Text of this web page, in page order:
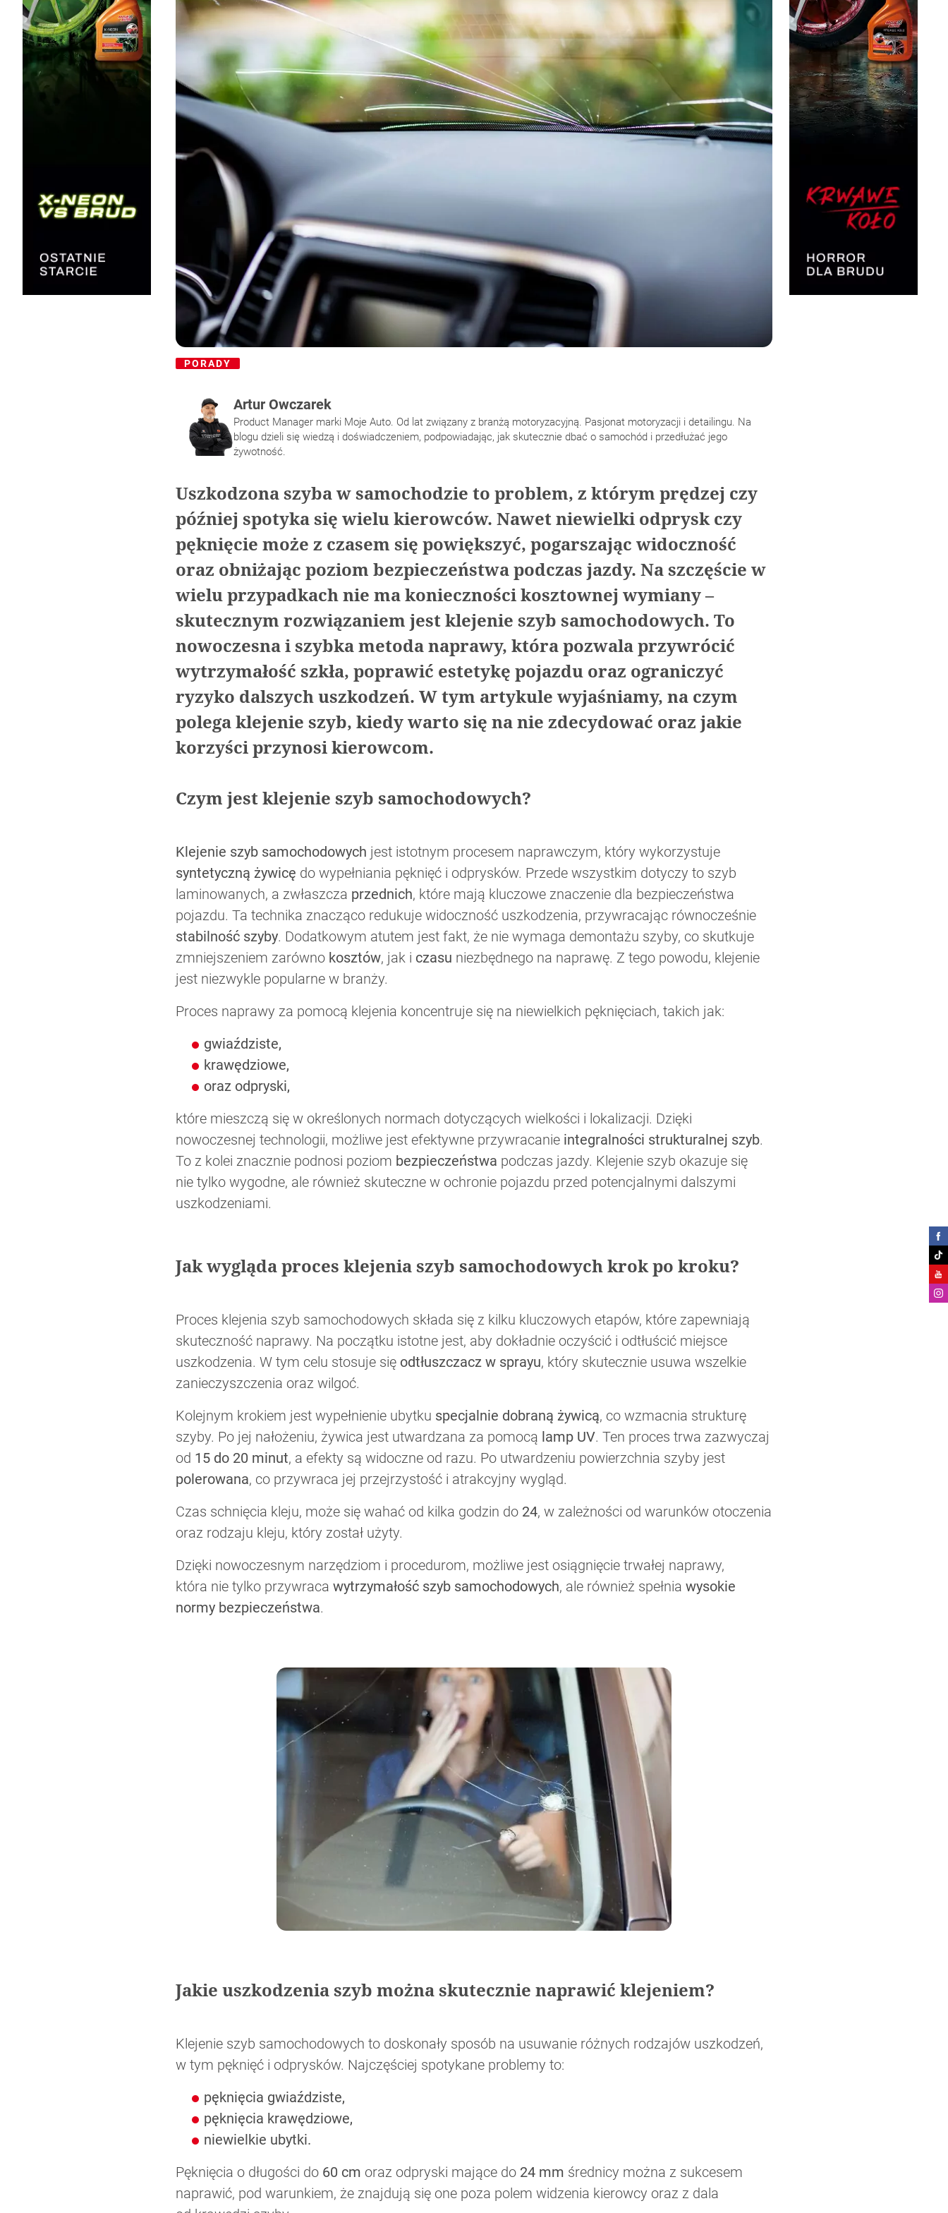
PORADY
Artur Owczarek
Product Manager marki Moje Auto. Od lat związany z branżą motoryzacyjną. Pasjonat motoryzacji i detailingu. Na
blogu dzieli się wiedzą i doświadczeniem, podpowiadając, jak skutecznie dbać o samochód i przedłużać jego
żywotność.
Uszkodzona szyba w samochodzie to problem, z którym prędzej czy
później spotyka się wielu kierowców. Nawet niewielki odprysk czy
pęknięcie może z czasem się powiększyć, pogarszając widoczność
oraz obniżając poziom bezpieczeństwa podczas jazdy. Na szczęście w
wielu przypadkach nie ma konieczności kosztownej wymiany –
skutecznym rozwiązaniem jest klejenie szyb samochodowych. To
nowoczesna i szybka metoda naprawy, która pozwala przywrócić
wytrzymałość szkła, poprawić estetykę pojazdu oraz ograniczyć
ryzyko dalszych uszkodzeń. W tym artykule wyjaśniamy, na czym
polega klejenie szyb, kiedy warto się na nie zdecydować oraz jakie
korzyści przynosi kierowcom.
Czym jest klejenie szyb samochodowych?
Klejenie szyb samochodowych jest istotnym procesem naprawczym, który wykorzystuje
syntetyczną żywicę do wypełniania pęknięć i odprysków. Przede wszystkim dotyczy to szyb
laminowanych, a zwłaszcza przednich, które mają kluczowe znaczenie dla bezpieczeństwa
pojazdu. Ta technika znacząco redukuje widoczność uszkodzenia, przywracając równocześnie
stabilność szyby. Dodatkowym atutem jest fakt, że nie wymaga demontażu szyby, co skutkuje
zmniejszeniem zarówno kosztów, jak i czasu niezbędnego na naprawę. Z tego powodu, klejenie
jest niezwykle popularne w branży.
Proces naprawy za pomocą klejenia koncentruje się na niewielkich pęknięciach, takich jak:
gwiaździste,
krawędziowe,
oraz odpryski,
które mieszczą się w określonych normach dotyczących wielkości i lokalizacji. Dzięki
nowoczesnej technologii, możliwe jest efektywne przywracanie integralności strukturalnej szyb.
To z kolei znacznie podnosi poziom bezpieczeństwa podczas jazdy. Klejenie szyb okazuje się
nie tylko wygodne, ale również skuteczne w ochronie pojazdu przed potencjalnymi dalszymi
uszkodzeniami.
Jak wygląda proces klejenia szyb samochodowych krok po kroku?
Proces klejenia szyb samochodowych składa się z kilku kluczowych etapów, które zapewniają
skuteczność naprawy. Na początku istotne jest, aby dokładnie oczyścić i odtłuścić miejsce
uszkodzenia. W tym celu stosuje się odtłuszczacz w sprayu, który skutecznie usuwa wszelkie
zanieczyszczenia oraz wilgoć.
Kolejnym krokiem jest wypełnienie ubytku specjalnie dobraną żywicą, co wzmacnia strukturę
szyby. Po jej nałożeniu, żywica jest utwardzana za pomocą lamp UV. Ten proces trwa zazwyczaj
od 15 do 20 minut, a efekty są widoczne od razu. Po utwardzeniu powierzchnia szyby jest
polerowana, co przywraca jej przejrzystość i atrakcyjny wygląd.
Czas schnięcia kleju, może się wahać od kilka godzin do 24, w zależności od warunków otoczenia
oraz rodzaju kleju, który został użyty.
Dzięki nowoczesnym narzędziom i procedurom, możliwe jest osiągnięcie trwałej naprawy,
która nie tylko przywracawytrzymałość szyb samochodowych, ale również spełniawysokie
normy bezpieczeństwa.
Jakie uszkodzenia szyb można skutecznie naprawić klejeniem?
Klejenie szyb samochodowych to doskonały sposób na usuwanie różnych rodzajów uszkodzeń,
w tym pęknięć i odprysków. Najczęściej spotykane problemy to:
pęknięcia gwiaździste,
pęknięcia krawędziowe,
niewielkie ubytki.
Pęknięcia o długości do 60 cm oraz odpryski mające do 24 mm średnicy można z sukcesem
naprawić, pod warunkiem, że znajdują się one poza polem widzenia kierowcy oraz z dala